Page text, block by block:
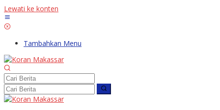
Lewati ke konten
Tambahkan Menu